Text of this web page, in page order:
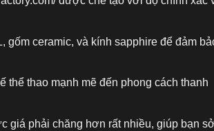
gốm ceramic, và kính sapphire để đảm
thể thao mạnh mẽ đến phong cách thanh
giá phải chăng hơn rất nhiều, giúp bạn sở